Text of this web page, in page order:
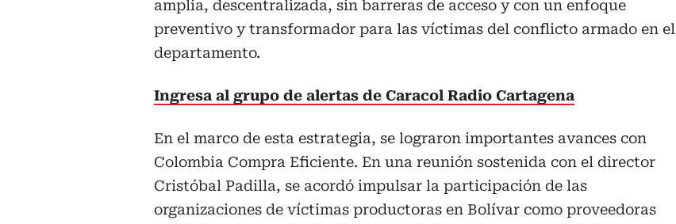
amplia, descentralizada, sin barreras de acceso y con un enfoque
preventivo y transformador para las víctimas del conflicto armado en el
departamento.
Ingresa al grupo de alertas de Caracol Radio Cartagena
En el marco de esta estrategia, se lograron importantes avances con
Colombia Compra Eficiente. En una reunión sostenida con el director
Cristóbal Padilla, se acordó impulsar la participación de las
organizaciones de víctimas productoras en Bolívar como proveedoras